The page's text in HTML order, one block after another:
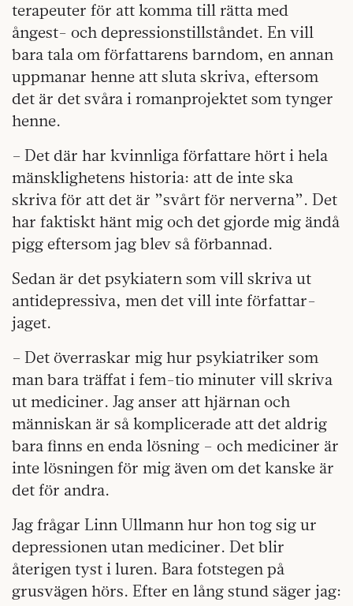
terapeuter för att komma till rätta med
ångest- och depressionstillståndet. En vill
bara tala om författarens barndom, en annan
uppmanar henne att sluta skriva, eftersom
det är det svåra i romanprojektet som tynger
henne.
– Det där har kvinnliga författare hört i hela
mänsklighetens historia: att de inte ska
skriva för att det är ”svårt för nerverna”. Det
har faktiskt hänt mig och det gjorde mig ändå
pigg eftersom jag blev så förbannad.
Sedan är det psykiatern som vill skriva ut
antidepressiva, men det vill inte författar-
jaget.
– Det överraskar mig hur psykiatriker som
man bara träffat i fem-tio minuter vill skriva
ut mediciner. Jag anser att hjärnan och
människan är så komplicerade att det aldrig
bara finns en enda lösning – och mediciner är
inte lösningen för mig även om det kanske är
det för andra.
Jag frågar Linn Ullmann hur hon tog sig ur
depressionen utan mediciner. Det blir
återigen tyst i luren. Bara fotstegen på
grusvägen hörs. Efter en lång stund säger jag: